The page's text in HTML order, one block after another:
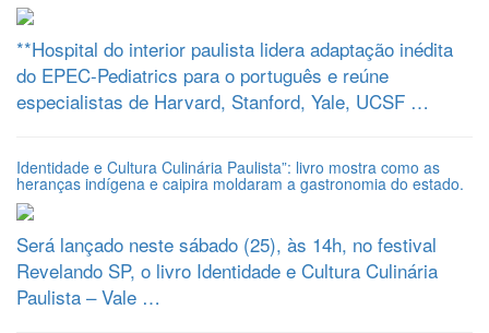
**Hospital do interior paulista lidera adaptação inédita
do EPEC-Pediatrics para o português e reúne
especialistas de Harvard, Stanford, Yale, UCSF …
Identidade e Cultura Culinária Paulista”: livro mostra como as
heranças indígena e caipira moldaram a gastronomia do estado.
Será lançado neste sábado (25), às 14h, no festival
Revelando SP, o livro Identidade e Cultura Culinária
Paulista – Vale …